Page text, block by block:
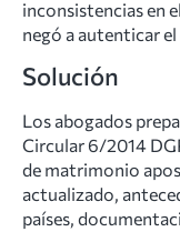
inconsistencias en
negó a autenticar
Solución
Los abogados
Circular 6/2014
de matrimonio
actualizado,
países,